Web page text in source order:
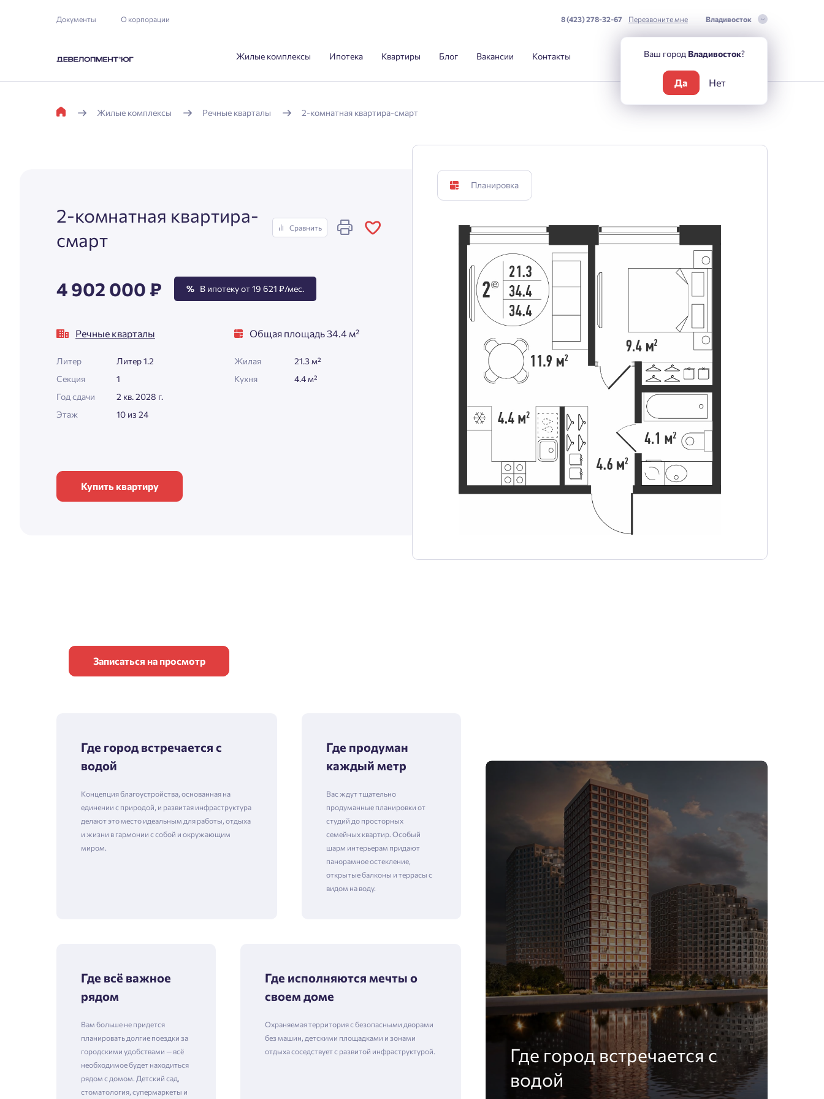
Документы О корпорации 8 (423) 278-32-67 Перезвоните мне Владивосток
Жилые комплексы Ипотека Квартиры Блог Вакансии Контакты
Жилые комплексы Речные кварталы 2-комнатная квартира-смарт
2-комнатная квартира-
смарт
Сравнить
4 902 000 ₽ % В ипотеку от 19 621 ₽/мес.
Речные кварталы
Литер
Литер 1.2
Секция
1
Год сдачи
2 кв. 2028 г.
Этаж
10 из 24
Общая площадь 34.4 м²
Жилая
21.3 м²
Кухня
4.4 м²
Купить квартиру
Планировка
Записаться на просмотр
Где город встречается с
водой
Концепция благоустройства, основанная на
единении с природой, и развитая инфраструктура
делают это место идеальным для работы, отдыха
и жизни в гармонии с собой и окружающим
миром.
Где продуман
каждый метр
Вас ждут тщательно
продуманные планировки от
студий до просторных
семейных квартир. Особый
шарм интерьерам придают
панорамное остекление,
открытые балконы и террасы с
видом на воду.
Где всё важное
рядом
Вам больше не придется
планировать долгие поездки за
городскими удобствами — всё
необходимое будет находиться
рядом с домом. Детский сад,
стоматология, супермаркеты и
Где исполняются мечты о
своем доме
Охраняемая территория с безопасными дворами
без машин, детскими площадками и зонами
отдыха соседствует с развитой инфраструктурой.
Где город встречается с
водой
Ваш город Владивосток?
Да Нет